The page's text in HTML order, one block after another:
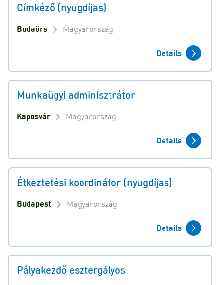
Címkéző (nyugdíjas)
Budaörs Magyarország
Details
Munkaügyi adminisztrátor
Kaposvár Magyarország
Details
Étkeztetési koordinátor (nyugdíjas)
Budapest Magyarország
Details
Pályakezdő esztergályos